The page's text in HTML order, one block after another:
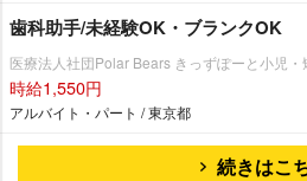
歯科助手/未経験OK・ブランクOK
医療法人社団Polar Bears きっずぽーと小児・
時給1,550円
アルバイト・パート / 東京都
続きはこ